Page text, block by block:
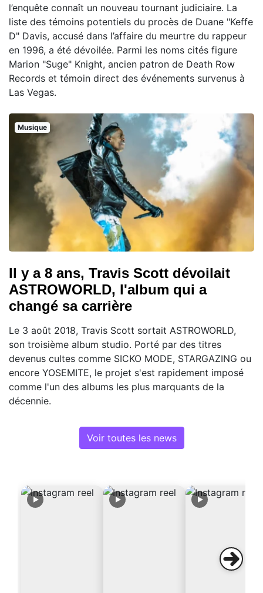
l’enquête connaît un nouveau tournant judiciaire. La
liste des témoins potentiels du procès de Duane "Keffe
D" Davis, accusé dans l’affaire du meurtre du rappeur
en 1996, a été dévoilée. Parmi les noms cités figure
Marion "Suge" Knight, ancien patron de Death Row
Records et témoin direct des événements survenus à
Las Vegas.
Musique
Il y a 8 ans, Travis Scott dévoilait
ASTROWORLD, l'album qui a
changé sa carrière
Le 3 août 2018, Travis Scott sortait ASTROWORLD,
son troisième album studio. Porté par des titres
devenus cultes comme SICKO MODE, STARGAZING ou
encore YOSEMITE, le projet s'est rapidement imposé
comme l'un des albums les plus marquants de la
décennie.
Voir toutes les news